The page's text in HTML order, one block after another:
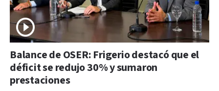
Balance de OSER: Frigerio destacó que el
déficit se redujo 30% y sumaron
prestaciones